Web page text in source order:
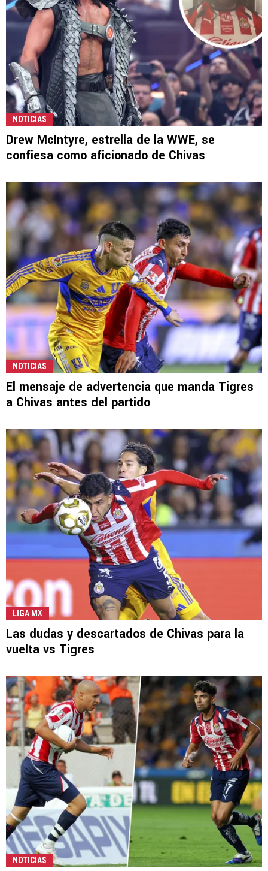
NOTICIAS
Drew McIntyre, estrella de la WWE, se
confiesa como aficionado de Chivas
NOTICIAS
El mensaje de advertencia que manda Tigres
a Chivas antes del partido
LIGA MX
Las dudas y descartados de Chivas para la
vuelta vs Tigres
NOTICIAS